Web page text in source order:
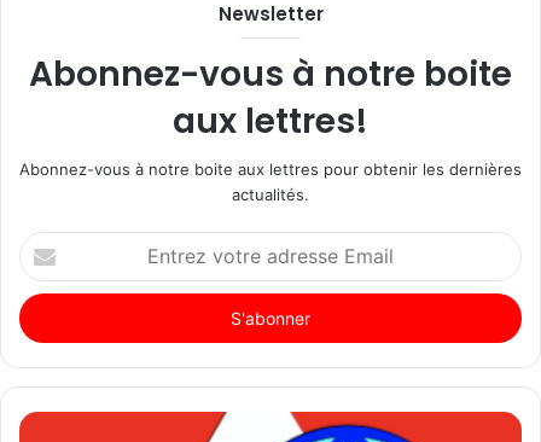
Newsletter
Abonnez-vous à notre boite
aux lettres!
Abonnez-vous à notre boite aux lettres pour obtenir les dernières
actualités.
Entrez
votre
adresse
Email